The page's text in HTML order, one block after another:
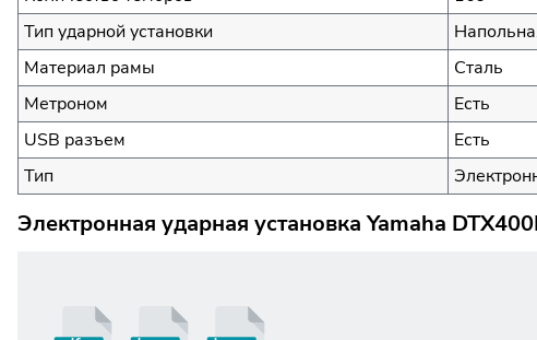
Тип ударной установки
Материал рамы
Сталь
Метроном
Есть
USB разъем
Есть
Тип
Электронная ударная установка Yamaha